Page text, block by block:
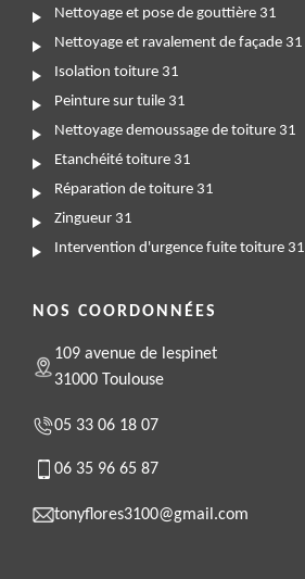
Nettoyage et pose de gouttière 31
Nettoyage et ravalement de façade 31
Isolation toiture 31
Peinture sur tuile 31
Nettoyage demoussage de toiture 31
Etanchéité toiture 31
Réparation de toiture 31
Zingueur 31
Intervention d'urgence fuite toiture 31
NOS COORDONNÉES
109 avenue de lespinet
31000 Toulouse
05 33 06 18 07
06 35 96 65 87
tonyflores3100@gmail.com